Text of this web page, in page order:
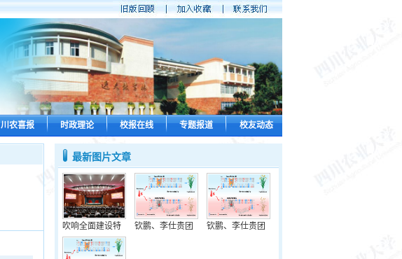
川农喜报 时政理论 校报在线 专题报道 校友动态
最新图片文章
吹响全面建设特 钦鹏、李仕贵团 钦鹏、李仕贵团